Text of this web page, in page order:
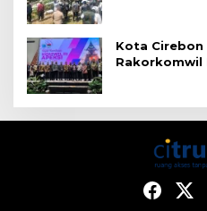
Kota Cirebon
Rakorkomwil